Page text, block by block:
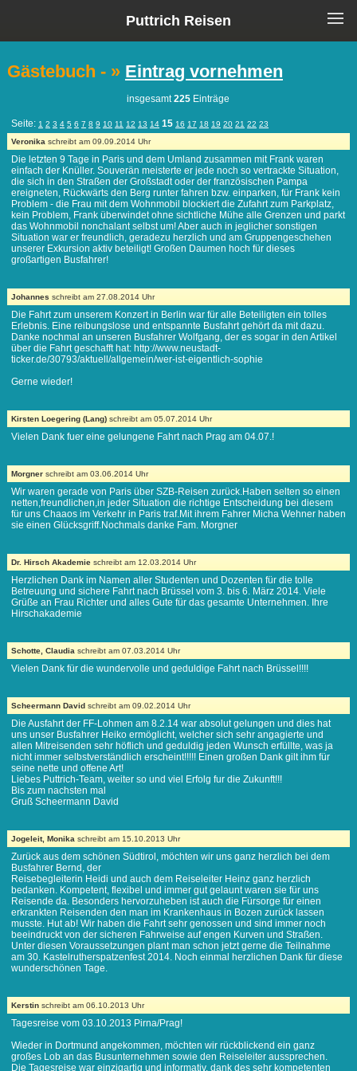
Puttrich Reisen
Gästebuch - » Eintrag vornehmen
insgesamt225 Einträge
Seite: 1 2 3 4 5 6 7 8 9 10 11 12 13 14 15 16 17 18 19 20 21 22 23
Veronikaschreibt am 09.09.2014 Uhr
Die letzten 9 Tage in Paris und dem Umland zusammen mit Frank waren
einfach der Knüller. Souverän meisterte er jede noch so vertrackte Situation,
die sich in den Straßen der Großstadt oder der französischen Pampa
ereigneten, Rückwärts den Berg runter fahren bzw. einparken, für Frank kein
Problem - die Frau mit dem Wohnmobil blockiert die Zufahrt zum Parkplatz,
kein Problem, Frank überwindet ohne sichtliche Mühe alle Grenzen und parkt
das Wohnmobil nonchalant selbst um! Aber auch in jeglicher sonstigen
Situation war er freundlich, geradezu herzlich und am Gruppengeschehen
unserer Exkursion aktiv beteiligt! Großen Daumen hoch für dieses
großartigen Busfahrer!
Johannes schreibt am 27.08.2014 Uhr
Die Fahrt zum unserem Konzert in Berlin war für alle Beteiligten ein tolles
Erlebnis. Eine reibungslose und entspannte Busfahrt gehört da mit dazu.
Danke nochmal an unseren Busfahrer Wolfgang, der es sogar in den Artikel
über die Fahrt geschafft hat: http://www.neustadt-
ticker.de/30793/aktuell/allgemein/wer-ist-eigentlich-sophie
Gerne wieder!
Kirsten Loegering (Lang)schreibt am 05.07.2014 Uhr
Vielen Dank fuer eine gelungene Fahrt nach Prag am 04.07.!
Morgnerschreibt am 03.06.2014 Uhr
Wir waren gerade von Paris über SZB-Reisen zurück.Haben selten so einen
netten,freundlichen,in jeder Situation die richtige Entscheidung bei diesem
für uns Chaaos im Verkehr in Paris traf.Mit ihrem Fahrer Micha Wehner haben
sie einen Glücksgriff.Nochmals danke Fam. Morgner
Dr. Hirsch Akademieschreibt am 12.03.2014 Uhr
Herzlichen Dank im Namen aller Studenten und Dozenten für die tolle
Betreuung und sichere Fahrt nach Brüssel vom 3. bis 6. März 2014. Viele
Grüße an Frau Richter und alles Gute für das gesamte Unternehmen. Ihre
Hirschakademie
Schotte, Claudia schreibt am 07.03.2014 Uhr
Vielen Dank für die wundervolle und geduldige Fahrt nach Brüssel!!!!
Scheermann David schreibt am 09.02.2014 Uhr
Die Ausfahrt der FF-Lohmen am 8.2.14 war absolut gelungen und dies hat
uns unser Busfahrer Heiko ermöglicht, welcher sich sehr angagierte und
allen Mitreisenden sehr höflich und geduldig jeden Wunsch erfüllte, was ja
nicht immer selbstverständlich erscheint!!!!! Einen großen Dank gilt ihm für
seine nette und offene Art!
Liebes Puttrich-Team, weiter so und viel Erfolg fur die Zukunft!!!
Bis zum nachsten mal
Gruß Scheermann David
Jogeleit, Monikaschreibt am 15.10.2013 Uhr
Zurück aus dem schönen Südtirol, möchten wir uns ganz herzlich bei dem
Busfahrer Bernd, der
Reisebegleiterin Heidi und auch dem Reiseleiter Heinz ganz herzlich
bedanken. Kompetent, flexibel und immer gut gelaunt waren sie für uns
Reisende da. Besonders hervorzuheben ist auch die Fürsorge für einen
erkrankten Reisenden den man im Krankenhaus in Bozen zurück lassen
musste. Hut ab! Wir haben die Fahrt sehr genossen und sind immer noch
beeindruckt von der sicheren Fahrweise auf engen Kurven und Straßen.
Unter diesen Voraussetzungen plant man schon jetzt gerne die Teilnahme
am 30. Kastelrutherspatzenfest 2014. Noch einmal herzlichen Dank für diese
wunderschönen Tage.
Kerstinschreibt am 06.10.2013 Uhr
Tagesreise vom 03.10.2013 Pirna/Prag!
Wieder in Dortmund angekommen, möchten wir rückblickend ein ganz
großes Lob an das Busunternehmen sowie den Reiseleiter aussprechen.
Die Tagesreise war einzigartig und informativ, dank des sehr kompetenten